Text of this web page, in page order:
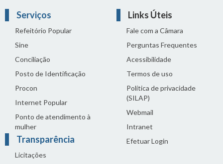
Serviços
Refeitório Popular
Sine
Conciliação
Posto de Identificação
Procon
Internet Popular
Ponto de atendimento à
mulher
Transparência
Licitações
Links Úteis
Fale com a Câmara
Perguntas Frequentes
Acessibilidade
Termos de uso
Política de privacidade
(SILAP)
Webmail
Intranet
Efetuar Login